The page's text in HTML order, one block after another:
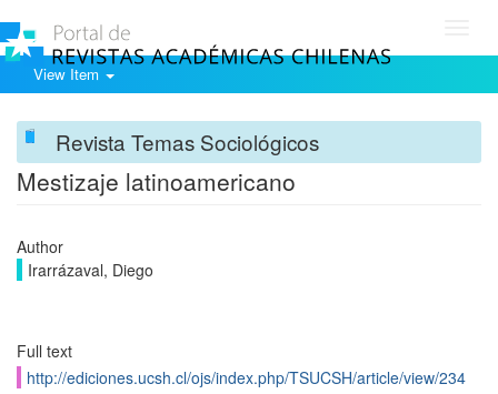
View Item
Revista Temas Sociológicos
Mestizaje latinoamericano
Author
Irarrázaval, Diego
Full text
http://ediciones.ucsh.cl/ojs/index.php/TSUCSH/article/view/234